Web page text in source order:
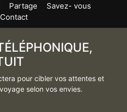
Partage
Savez- vous
Contact
pour cibler vos attentes et
selon vos envies.